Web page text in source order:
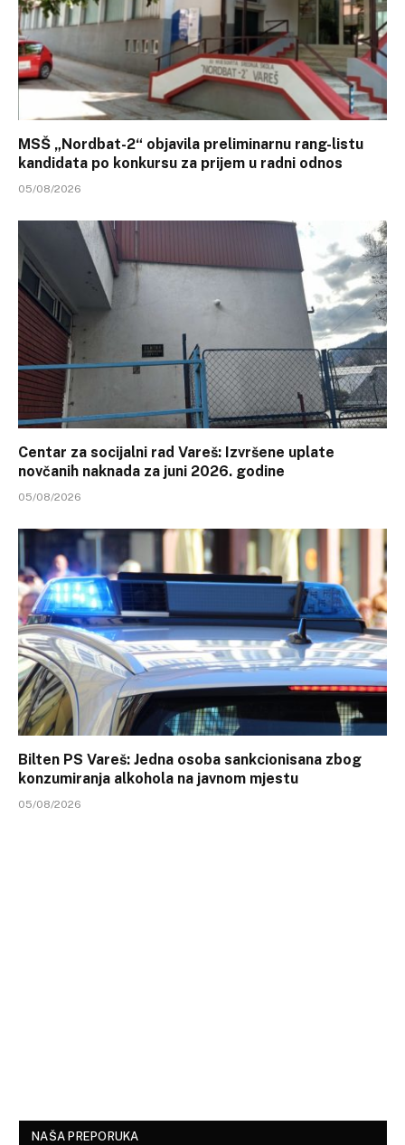
MSŠ „Nordbat-2“ objavila preliminarnu rang-listu
kandidata po konkursu za prijem u radni odnos
05/08/2026
Centar za socijalni rad Vareš: Izvršene uplate
novčanih naknada za juni 2026. godine
05/08/2026
Bilten PS Vareš: Jedna osoba sankcionisana zbog
konzumiranja alkohola na javnom mjestu
05/08/2026
NAŠA PREPORUKA